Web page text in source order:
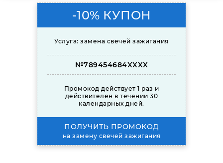
-10% КУПОН
Услуга: замена свечей зажигания
№789454684XXXX
Промокод действует 1 раз и
действителен в течении 30
календарных дней.
ПОЛУЧИТЬ ПРОМОКОД
на замену свечей зажигания